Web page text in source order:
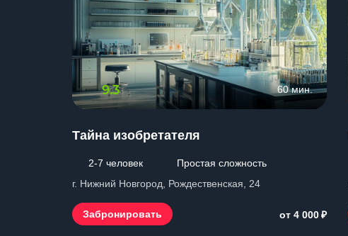
9.3 60 мин.
Тайна изобретателя
2-7 человек
Простая сложность
г. Нижний Новгород, Рождественская, 24
Забронировать от 4 000₽